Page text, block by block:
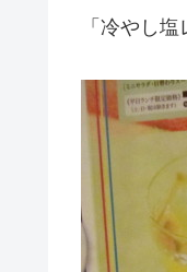
「冷やし